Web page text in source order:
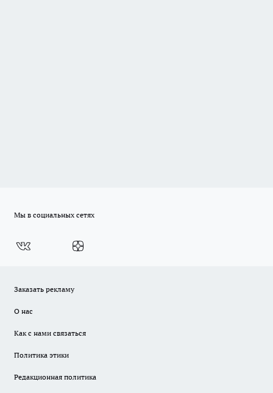
Мы в социальных сетях
Заказать рекламу
О нас
Как с нами связаться
Политика этики
Редакционная политика